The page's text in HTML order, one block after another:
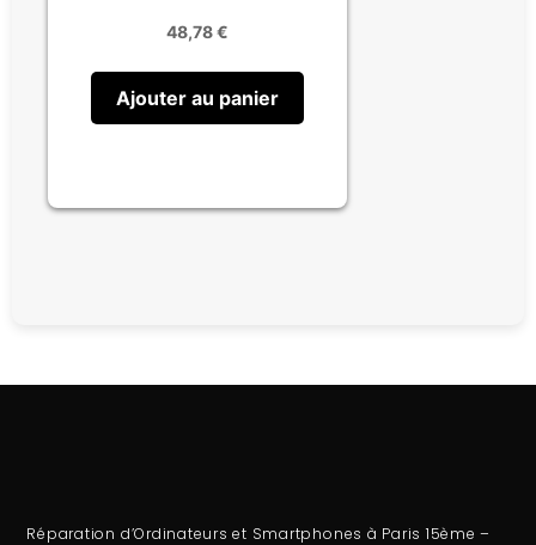
48,78€
Ajouter au panier
Réparation d’Ordinateurs et Smartphones à Paris 15ème –